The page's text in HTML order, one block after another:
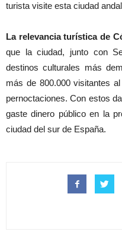
turista visite esta ciudad
La relevancia turística de
que la ciudad, junto con
destinos culturales más
más de 800.000 visitantes
pernoctaciones. Con estos
gaste dinero público en la
ciudad del sur de España.